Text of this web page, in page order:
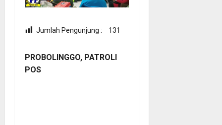
Jumlah Pengunjung : 131
PROBOLINGGO, PATROLI
POS